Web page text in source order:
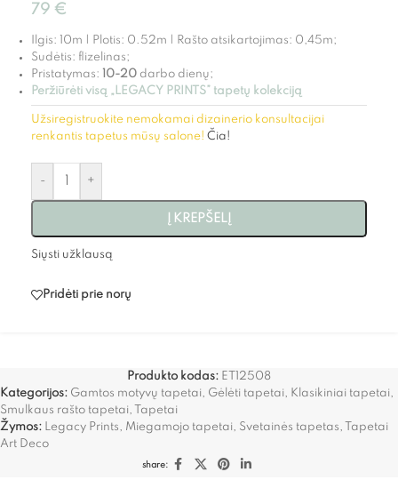
79 €
Ilgis: 10m | Plotis: 0.52m | Rašto atsikartojimas: 0,45m;
Sudėtis: flizelinas;
Pristatymas:
10-20 darbo dienų;
Peržiūrėti visą „LEGACY PRINTS” tapetų kolekciją
Užsiregistruokite nemokamai dizainerio konsultacijai
renkantis tapetus mūsų salone! Čia!
- +
Į KREPŠELĮ
Siųsti užklausą
Pridėti prie norų
Produkto kodas: ET12508
Kategorijos: Gamtos motyvų tapetai, Gėlėti tapetai, Klasikiniai tapetai,
Smulkaus rašto tapetai,
Tapetai
Žymos: Legacy Prints, Miegamojo tapetai, Svetainės tapetas,
Tapetai
Art Deco
share: